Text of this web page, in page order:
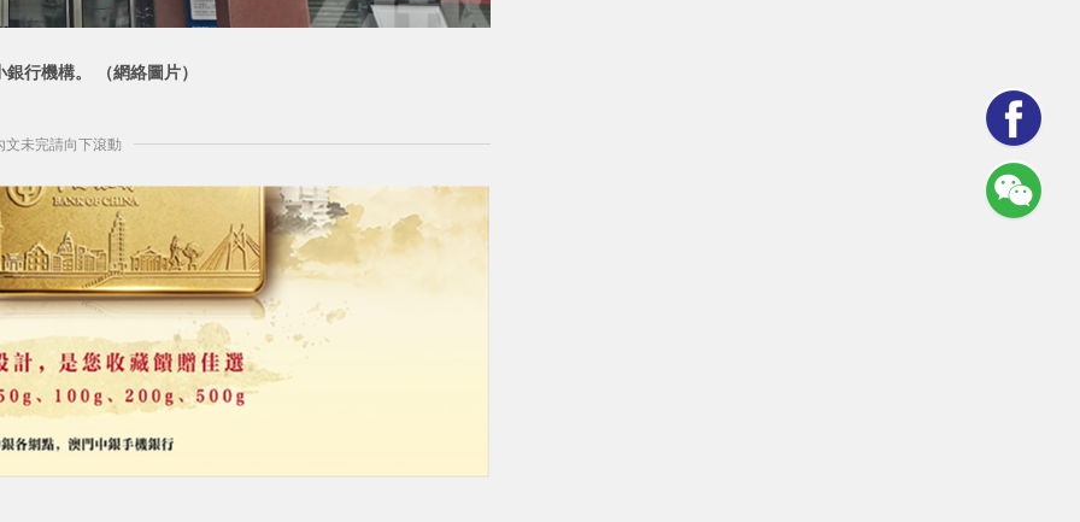
行機構。 （網絡圖片）
文未完請向下滾動